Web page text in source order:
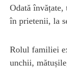
Odată învățate,
în prietenii, la
Rolul familiei
unchii,